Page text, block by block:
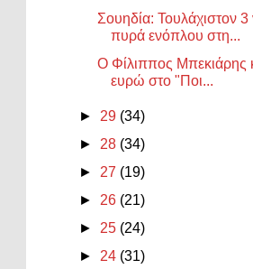
Σουηδία: Τουλάχιστον 3
πυρά ενόπλου στη...
Ο Φίλιππος Μπεκιάρης
ευρώ στο "Ποι...
► 29 (34)
► 28 (34)
► 27 (19)
► 26 (21)
► 25 (24)
► 24 (31)